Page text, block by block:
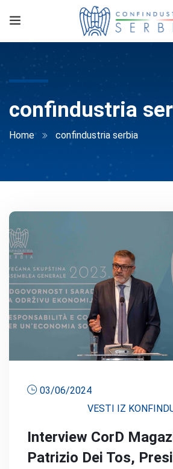
confindustria
Home confindustria serbia
03/06/2024
VESTI IZ
Interview CorD
Patrizio Dei Tos,